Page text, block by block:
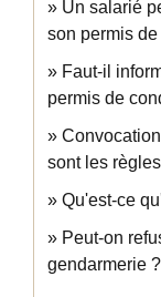
Un salarié
son permis
Faut-il
permis de
sont les
Qu'est-ce
Peut-on
gendarmerie ?